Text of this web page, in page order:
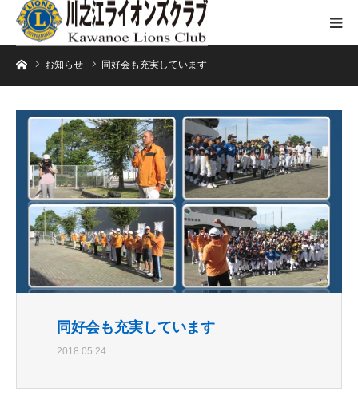
ホームお知らせ 同好会も充実しています
同好会も充実しています
2018.05.24